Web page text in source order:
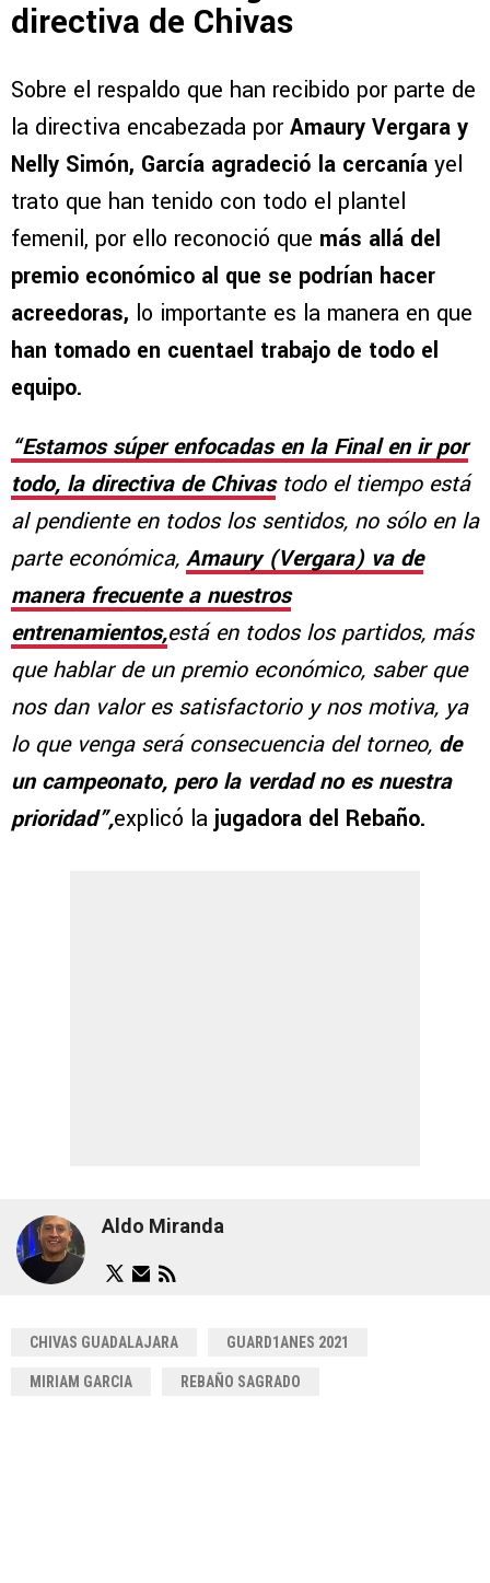
directiva de Chivas
Sobre el respaldo que han recibido por parte de
la directiva encabezada porAmaury Vergara y
Nelly Simón, García agradeció la cercanía yel
trato que han tenido con todo el plantel
femenil, por ello reconoció que más allá del
premio económico al que se podrían hacer
acreedoras, lo importante es la manera en que
han tomado en cuentael trabajo de todo el
equipo.
“Estamos súper enfocadas en la Final en ir por
todo, la directiva de Chivastodo el tiempo está
al pendiente en todos los sentidos, no sólo en la
parte económica, Amaury (Vergara) va de
manera frecuente a nuestros
entrenamientos,está en todos los partidos, más
que hablar de un premio económico, saber que
nos dan valor es satisfactorio y nos motiva, ya
lo que venga será consecuencia del torneo, de
un campeonato, pero la verdad no es nuestra
prioridad”,explicó la jugadora del Rebaño.
Aldo Miranda
CHIVAS GUADALAJARA GUARD1ANES 2021
MIRIAM GARCIA REBAÑO SAGRADO